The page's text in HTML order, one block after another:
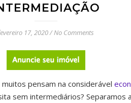
17, 2020/No Comments
pensam na considerável
sem intermediários? Separamos